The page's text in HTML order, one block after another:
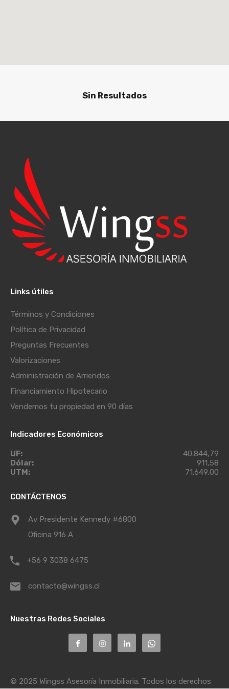
Sin Resultados
Links útiles
Términos y Condiciones
Política de Privacidad
Preguntas Frecuentes
Valorizaciones
Administración de Arriendos
Financiamiento Hipotecario
Vendemos tu propiedad en 90 días
Indicadores Económicos
UF:
40.844,79
Dólar:
911,58
UTM:
71.649,00
CONTÁCTENOS
Av Presidente Kennedy #6800
Oficina 916 A
+56 9 3038 6475
contacto@wingss.cl
Nuestras Redes Sociales
© 2025 Wingss Asesoría Inmobiliaria. Todos los derechos